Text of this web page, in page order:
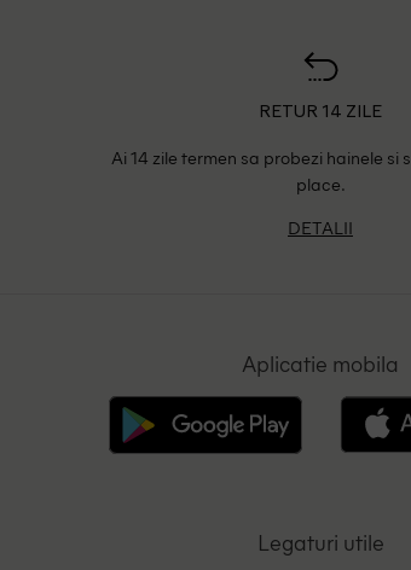
RETUR 14 ZILE
Ai 14 zile termen sa probezi hainele si
place.
DETALII
Aplicatie mobila
Legaturi utile